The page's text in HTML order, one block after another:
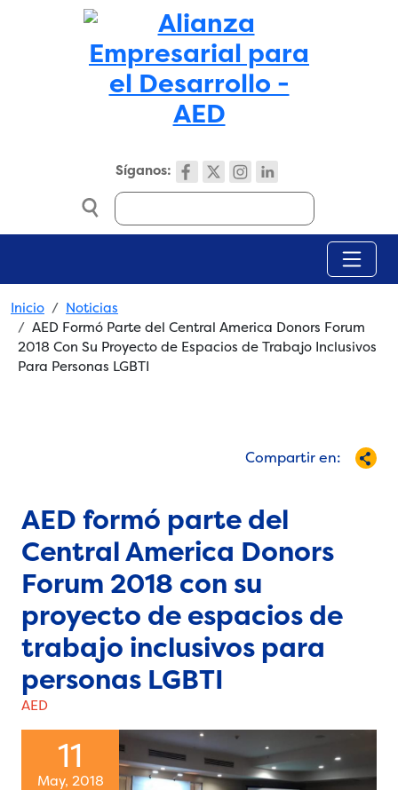
Skip to main content
Síganos:
Search
Breadcrumb
Inicio
Noticias
AED Formó Parte del Central America Donors Forum
2018 Con Su Proyecto de Espacios de Trabajo Inclusivos
Para Personas LGBTI
Compartir en:
AED formó parte del
Central America Donors
Forum 2018 con su
proyecto de espacios de
trabajo inclusivos para
personas LGBTI
AED
11
May, 2018